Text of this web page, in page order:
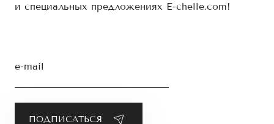
и специальных предложениях E-chelle.com!
e-mail